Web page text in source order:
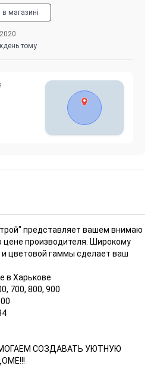
в магазині
тому
представляет вашем внимаю
производителя. Широкому
цветовой гаммы сделает ваш
в Харькове
700, 800, 900
СОЗДАВАТЬ УЮТНУЮ